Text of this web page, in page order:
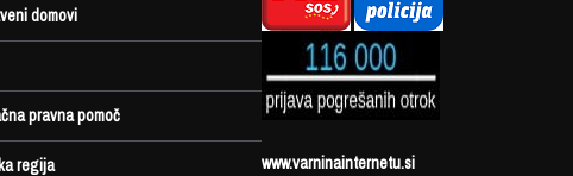
domovi
pravna pomoč
regija www.varninainternetu.si